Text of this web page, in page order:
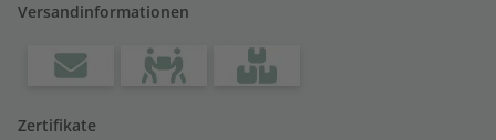
Versandinformationen
Zertifikate